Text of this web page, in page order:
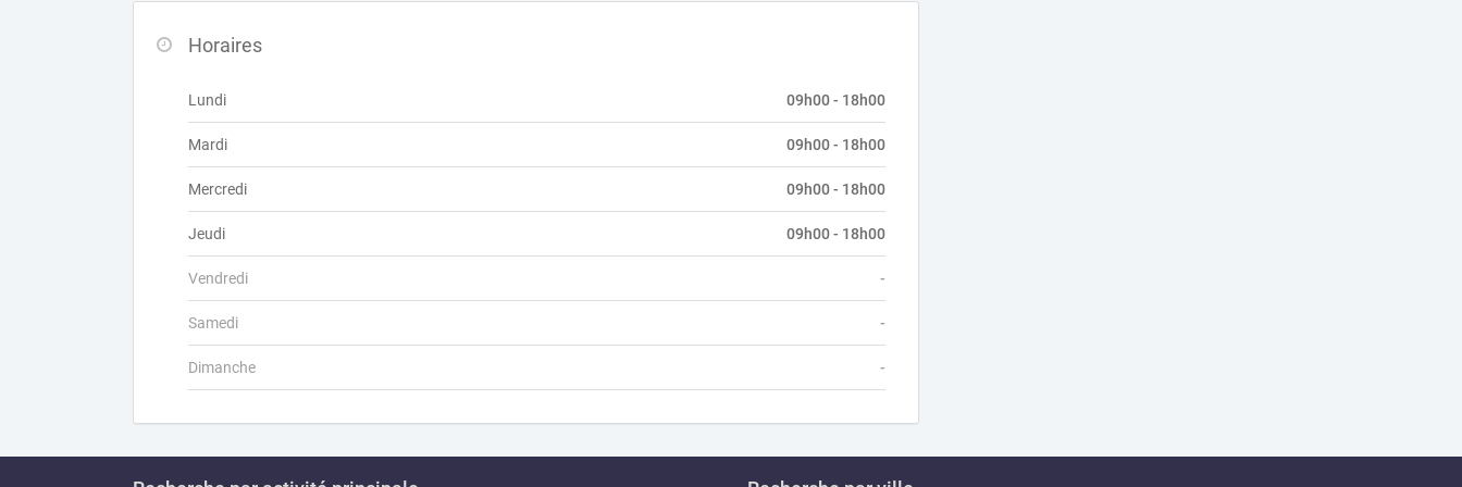
Horaires
Lundi 09h00 - 18h00
Mardi 09h00 - 18h00
Mercredi 09h00 - 18h00
Jeudi 09h00 - 18h00
Vendredi -
Samedi -
Dimanche -